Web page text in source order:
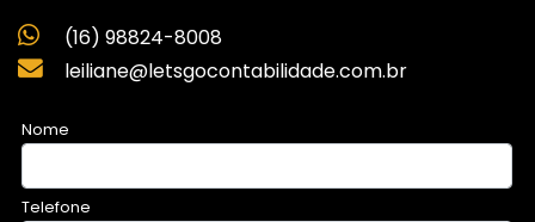
(16) 98824-8008
leiliane@letsgocontabilidade.com.br
Nome
Telefone